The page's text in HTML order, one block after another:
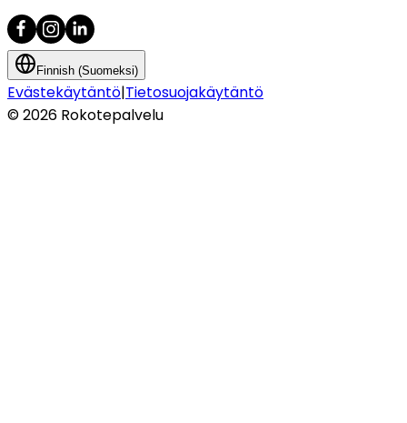
Finnish (Suomeksi)
Evästekäytäntö|Tietosuojakäytäntö
©2026 Rokotepalvelu